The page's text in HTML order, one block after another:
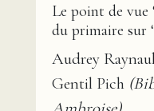
Le point de vue
du primaire sur
Audrey
Gentil Pich